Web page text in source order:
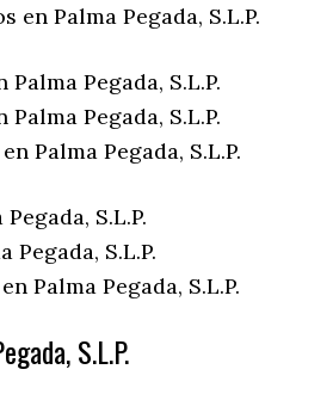
Palma Pegada, S.L.P.
Pegada, S.L.P.
Pegada, S.L.P.
Palma Pegada, S.L.P.
S.L.P.
Pegada, S.L.P.
Palma Pegada, S.L.P.
S.L.P.